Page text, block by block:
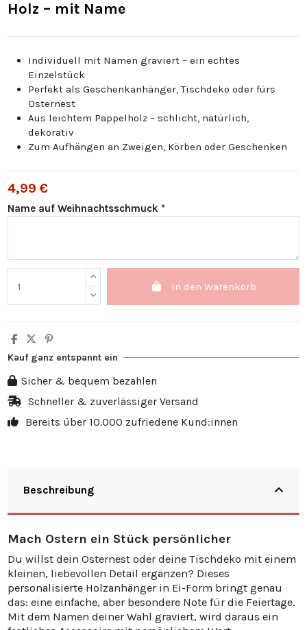
Holz – mit Name
Individuell mit Namen graviert – ein echtes
Einzelstück
Perfekt als Geschenkanhänger, Tischdeko oder fürs
Osternest
Aus leichtem Pappelholz – schlicht, natürlich,
dekorativ
Zum Aufhängen an Zweigen, Körben oder Geschenken
4,99 €
Name auf Weihnachtsschmuck *
In den Warenkorb
Kauf ganz entspannt ein
Sicher & bequem bezahlen
Schneller & zuverlässiger Versand
Bereits über 10.000 zufriedene Kund:innen
Beschreibung
Mach Ostern ein Stück persönlicher
Du willst dein Osternest oder deine Tischdeko mit einem
kleinen, liebevollen Detail ergänzen? Dieses
personalisierte Holzanhänger in Ei-Form bringt genau
das: eine einfache, aber besondere Note für die Feiertage.
Mit dem Namen deiner Wahl graviert, wird daraus ein